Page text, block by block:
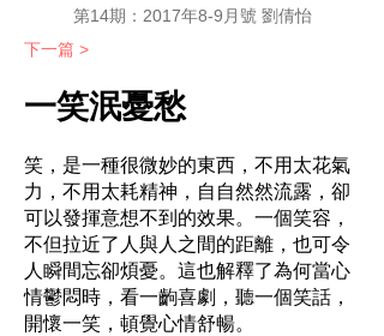
第14期：2017年8-9月號 劉倩怡
下一篇 >
一笑泯憂愁
笑，是一種很微妙的東西，不用太花氣
力，不用太耗精神，自自然然流露，卻
可以發揮意想不到的效果。一個笑容，
不但拉近了人與人之間的距離，也可令
人瞬間忘卻煩憂。這也解釋了為何當心
情鬱悶時，看一齣喜劇，聽一個笑話，
開懷一笑，頓覺心情舒暢。